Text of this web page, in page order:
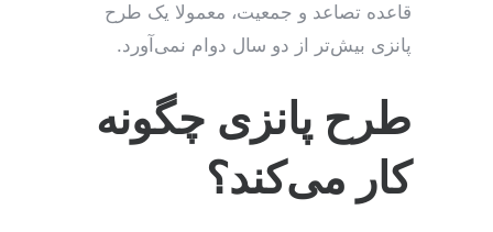
قاعده تصاعد و جمعیت، معمولا یک طرح
پانزی بیش‌تر از دو سال دوام نمی‌آورد.
طرح پانزی چگونه
کار می‌کند؟